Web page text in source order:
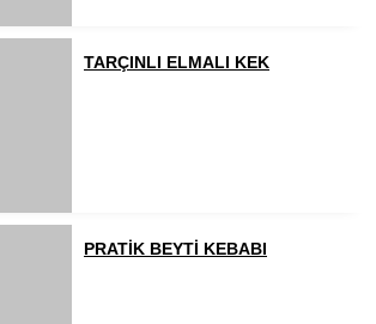
TARÇINLI ELMALI KEK
PRATİK BEYTİ KEBABI